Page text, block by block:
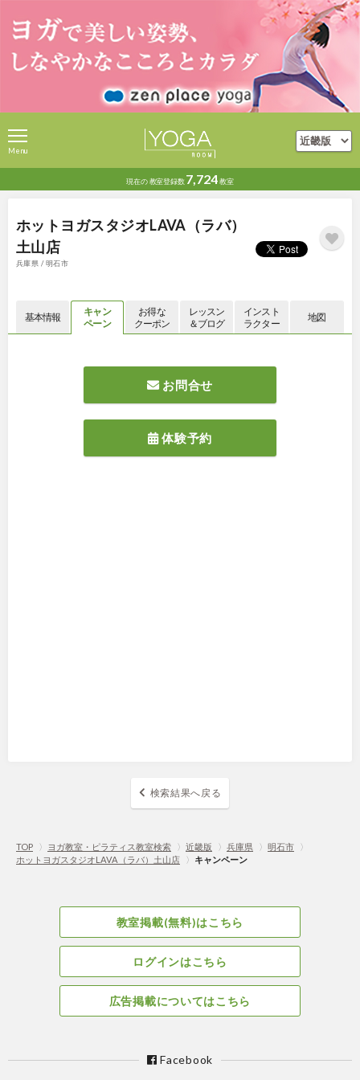
現在の教室登録数 7,724教室
Menu
ホットヨガスタジオLAVA（ラバ）
土山店
兵庫県 / 明石市
基本情報
キャン
ペーン
お得な
クーポン
レッスン
＆ブログ
インスト
ラクター
地図
お問合せ
体験予約
検索結果へ戻る
TOP 〉 ヨガ教室・ピラティス教室検索 〉 近畿版 〉 兵庫県 〉 明石市
〉
ホットヨガスタジオLAVA（ラバ）土山店
〉 キャンペーン
教室掲載(無料)はこちら
ログインはこちら
広告掲載についてはこちら
Facebook